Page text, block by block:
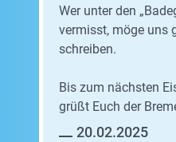
Wer unter den
vermisst, möge uns
schreiben.
Bis zum nächsten
grüßt Euch der
20.02.2025